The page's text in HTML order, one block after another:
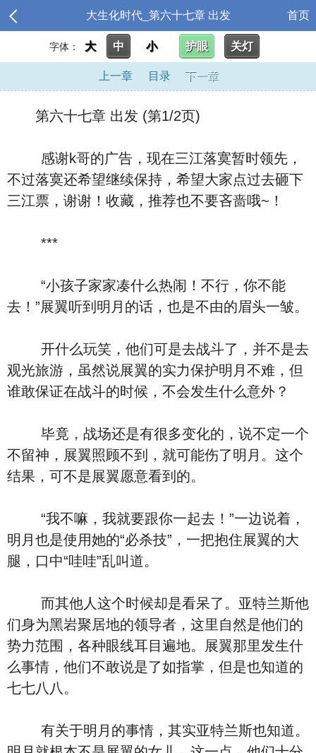
大生化时代_第六十七章 出发 首页
字体： 大 中 小 护眼 关灯
上一章 目录 下一章
第六十七章 出发 (第1/2页)
感谢k哥的广告，现在三江落寞暂时领先，
不过落寞还希望继续保持，希望大家点过去砸下
三江票，谢谢！收藏，推荐也不要吝啬哦~！
***
“小孩子家家凑什么热闹！不行，你不能
去！”展翼听到明月的话，也是不由的眉头一皱。
开什么玩笑，他们可是去战斗了，并不是去
观光旅游，虽然说展翼的实力保护明月不难，但
谁敢保证在战斗的时候，不会发生什么意外？
毕竟，战场还是有很多变化的，说不定一个
不留神，展翼照顾不到，就可能伤了明月。这个
结果，可不是展翼愿意看到的。
“我不嘛，我就要跟你一起去！”一边说着，
明月也是使用她的“必杀技”，一把抱住展翼的大
腿，口中“哇哇”乱叫道。
而其他人这个时候却是看呆了。亚特兰斯他
们身为黑岩聚居地的领导者，这里自然是他们的
势力范围，各种眼线耳目遍地。展翼那里发生什
么事情，他们不敢说是了如指掌，但是也知道的
七七八八。
有关于明月的事情，其实亚特兰斯也知道。